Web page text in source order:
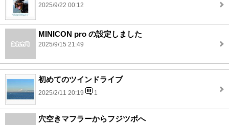
2025/9/22 00:12
MINICON pro の設定しました
2025/9/15 21:49
初めてのツインドライブ
2025/2/11 20:19 1
穴空きマフラーからフジツボへ